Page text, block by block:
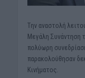
Tην αναστολή
Μεγάλη Συνάντηση
πολύωρη
παρακολούθησαν
Κινήματος.